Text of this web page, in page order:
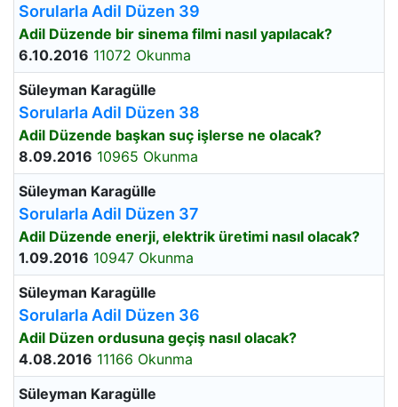
Sorularla Adil Düzen 39
Adil Düzende bir sinema filmi nasıl yapılacak?
6.10.2016 11072 Okunma
Süleyman Karagülle
Sorularla Adil Düzen 38
Adil Düzende başkan suç işlerse ne olacak?
8.09.2016 10965 Okunma
Süleyman Karagülle
Sorularla Adil Düzen 37
Adil Düzende enerji, elektrik üretimi nasıl olacak?
1.09.2016 10947 Okunma
Süleyman Karagülle
Sorularla Adil Düzen 36
Adil Düzen ordusuna geçiş nasıl olacak?
4.08.2016 11166 Okunma
Süleyman Karagülle